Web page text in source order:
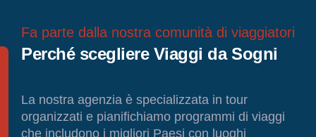
Fa parte dalla nostra comunità di viaggiatori
Perché scegliere Viaggi da Sogni
La nostra agenzia è specializzata in tour
organizzati e pianifichiamo programmi di viaggi
che includono i migliori Paesi con luoghi